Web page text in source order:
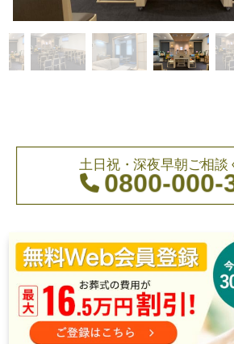
土日祝・深夜早朝ご相談
0800-000-